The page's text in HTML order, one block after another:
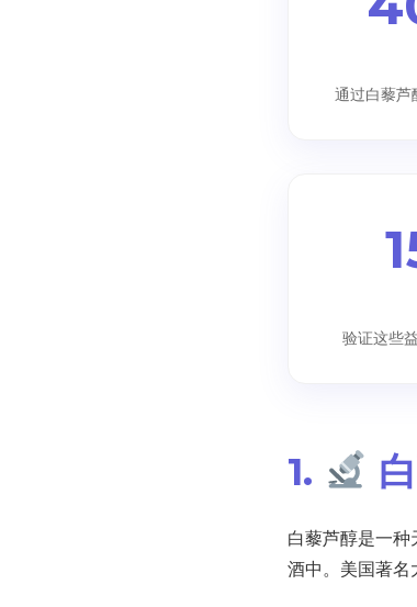
通过白藜芦
验证这些
1.
白藜芦醇是一
酒中。美国著名